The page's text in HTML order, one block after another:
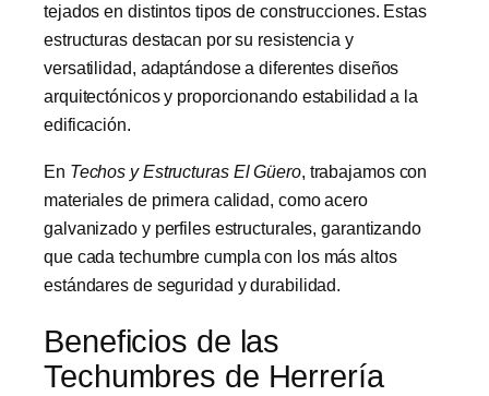
tejados en distintos tipos de construcciones. Estas
estructuras destacan por su resistencia y
versatilidad, adaptándose a diferentes diseños
arquitectónicos y proporcionando estabilidad a la
edificación.
En Techos y Estructuras El Güero, trabajamos con
materiales de primera calidad, como acero
galvanizado y perfiles estructurales, garantizando
que cada techumbre cumpla con los más altos
estándares de seguridad y durabilidad.
Beneficios de las
Techumbres de Herrería